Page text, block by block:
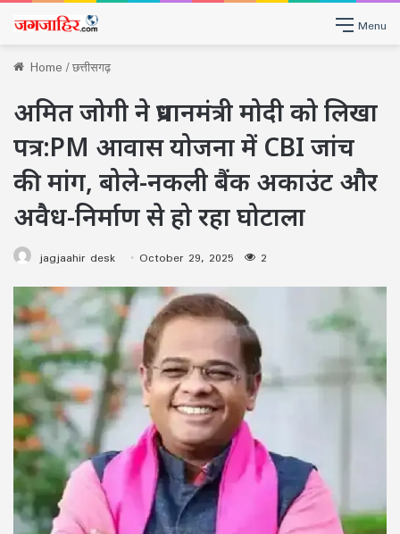
Menu
Home/छत्तीसगढ़
अमित जोगी ने प्रधानमंत्री मोदी को लिखा
पत्र:PM आवास योजना में CBI जांच
की मांग, बोले-नकली बैंक अकाउंट और
अवैध-निर्माण से हो रहा घोटाला
jagjaahir desk October 29, 2025 2